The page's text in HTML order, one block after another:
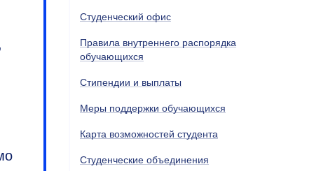
Студенческий офис
Правила внутреннего распорядка
обучающихся
Стипендии и выплаты
Меры поддержки обучающихся
Карта возможностей студента
Студенческие объединения